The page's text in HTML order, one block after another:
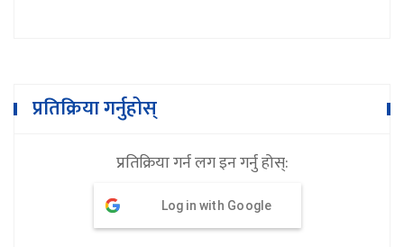
प्रतिक्रिया गर्नुहोस्
प्रतिक्रिया गर्न लग इन गर्नु होस्:
Log in with Google